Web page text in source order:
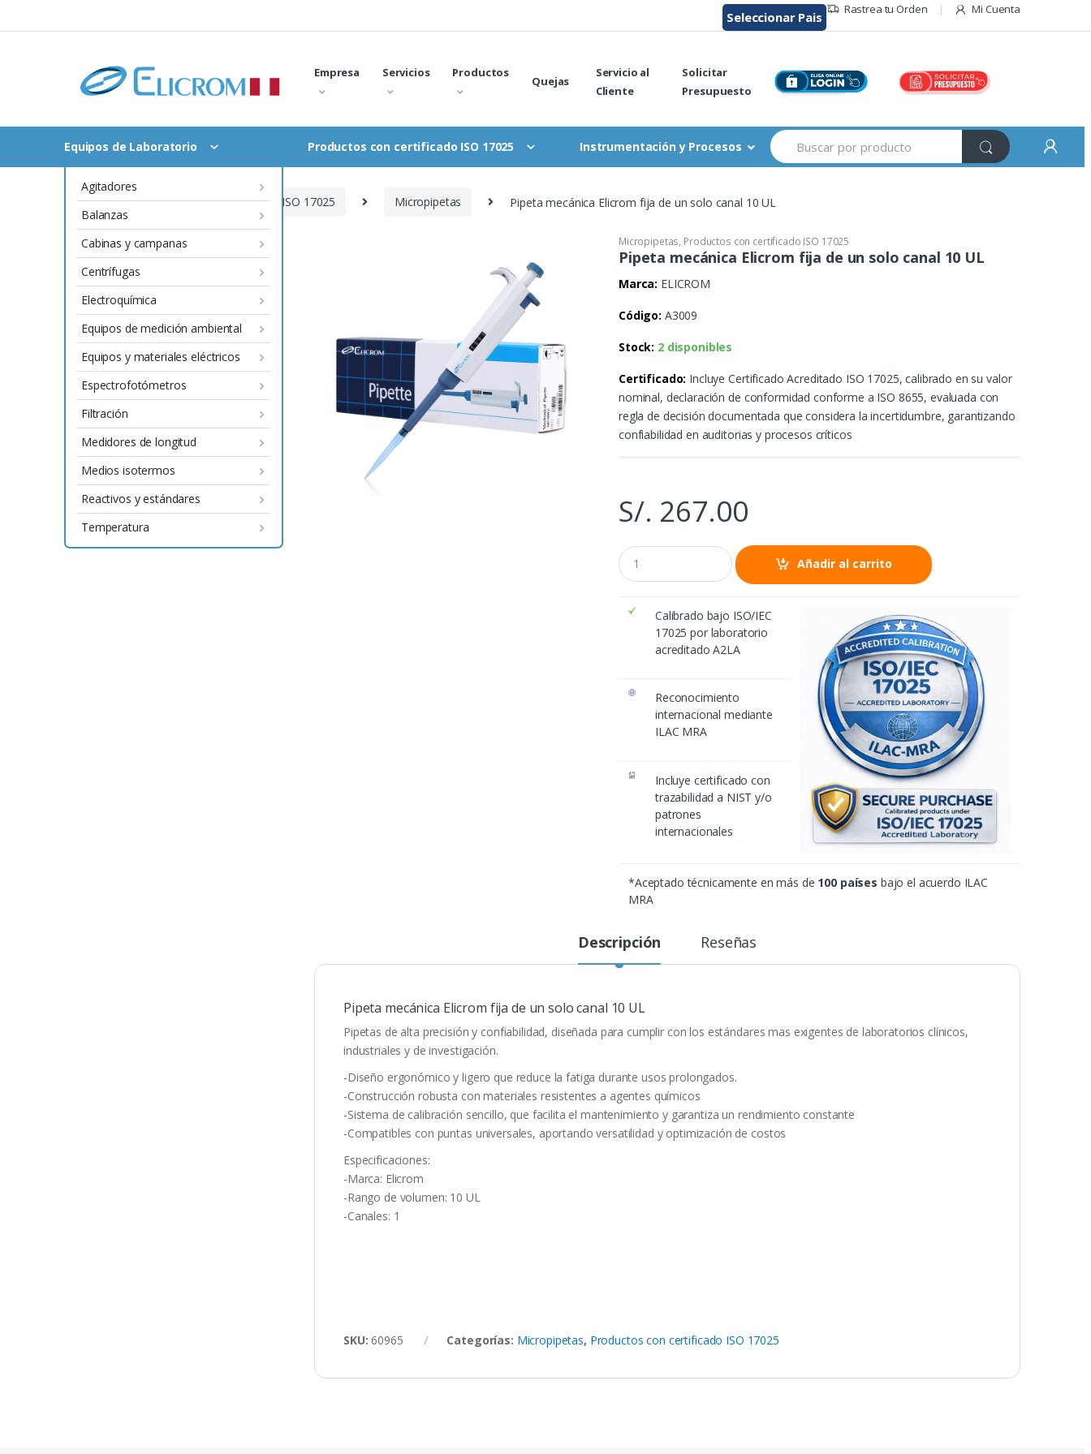
al
Rastrea tu Orden Mi Cuenta
Seleccionar Pais
Empresa Servicios Productos
Quejas
Servicio al
Cliente
Solicitar
Presupuesto
Equipos de Laboratorio
Agitadores
Balanzas
Cabinas y campanas
Centrífugas
Electroquímica
Equipos de medición ambiental
Equipos y materiales eléctricos
Espectrofotómetros
Filtración
Medidores de longitud
Medios isotermos
Reactivos y estándares
Temperatura
Productos con certificado ISO 17025 Instrumentación y Procesos
Buscar:
Inicio Productos con certificado ISO 17025 Micropipetas Pipeta mecánica Elicrom fija de un solo canal 10 UL
Micropipetas, Productos con certificado ISO 17025
Pipeta mecánica Elicrom fija de un solo canal 10 UL
Marca: ELICROM
Código: A3009
Stock: 2 disponibles
Certificado: Incluye Certificado Acreditado ISO 17025, calibrado en su valor
nominal, declaración de conformidad conforme a ISO 8655, evaluada con
regla de decisión documentada que considera la incertidumbre, garantizando
confiabilidad en auditorias y procesos críticos
S/. 267.00
C
a
n
Añadir al carrito
Calibrado bajo ISO/IEC
17025 por laboratorio
acreditado A2LA
Reconocimiento
internacional mediante
ILAC MRA
Incluye certificado con
trazabilidad a NIST y/o
patrones
internacionales
*Aceptado técnicamente en más de 100 países bajo el acuerdo ILAC
MRA
Descripción Reseñas
Pipeta mecánica Elicrom fija de un solo canal 10 UL
Pipetas de alta precisión y confiabilidad, diseñada para cumplir con los estándares mas exigentes de laboratorios clínicos,
industriales y de investigación.
-Diseño ergonómico y ligero que reduce la fatiga durante usos prolongados.
-Construcción robusta con materiales resistentes a agentes químicos
-Sistema de calibración sencillo, que facilita el mantenimiento y garantiza un rendimiento constante
-Compatibles con puntas universales, aportando versatilidad y optimización de costos
Especificaciones:
-Marca: Elicrom
-Rango de volumen: 10 UL
-Canales: 1
SKU: 60965 Categorías: Micropipetas, Productos con certificado ISO 17025